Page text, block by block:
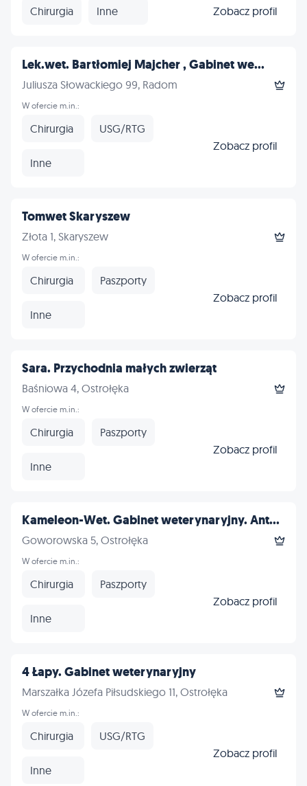
Chirurgia Inne Zobacz profil
Lek.wet. Bartłomiej Majcher , Gabinet we...
Juliusza Słowackiego 99, Radom
W ofercie m.in.:
Chirurgia USG/RTG
Inne
Zobacz profil
Tomwet Skaryszew
Złota 1, Skaryszew
W ofercie m.in.:
Chirurgia Paszporty
Inne
Zobacz profil
Sara. Przychodnia małych zwierząt
Baśniowa 4, Ostrołęka
W ofercie m.in.:
Chirurgia Paszporty
Inne
Zobacz profil
Kameleon-Wet. Gabinet weterynaryjny. Ant...
Goworowska 5, Ostrołęka
W ofercie m.in.:
Chirurgia Paszporty
Inne
Zobacz profil
4 Łapy. Gabinet weterynaryjny
Marszałka Józefa Piłsudskiego 11, Ostrołęka
W ofercie m.in.:
Chirurgia USG/RTG
Inne
Zobacz profil